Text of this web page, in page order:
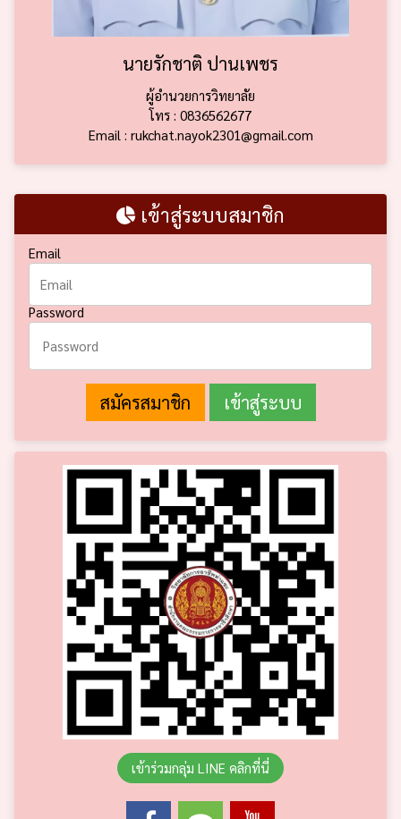
นายรักชาติ ปานเพชร
ผู้อำนวยการวิทยาลัย
โทร : 0836562677
Email : rukchat.nayok2301@gmail.com
เข้าสู่ระบบสมาชิก
Email
Password
สมัครสมาชิก
เข้าร่วมกลุ่ม LINE คลิกที่นี่